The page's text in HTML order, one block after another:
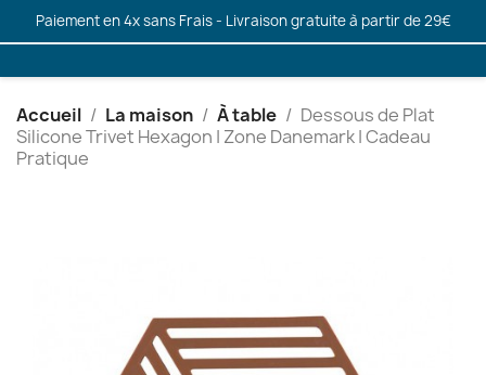
Paiement en 4x sans Frais - Livraison gratuite à partir de 29€
Accueil La maison À table
Dessous de Plat
Silicone Trivet Hexagon | Zone Danemark | Cadeau
Pratique